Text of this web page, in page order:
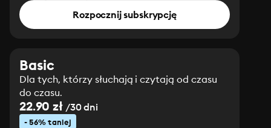
Rozpocznij subskrypcję
Basic
Dla tych, którzy słuchają i czytają od czasu
do czasu.
22.90 zł/30 dni
- 56% taniej